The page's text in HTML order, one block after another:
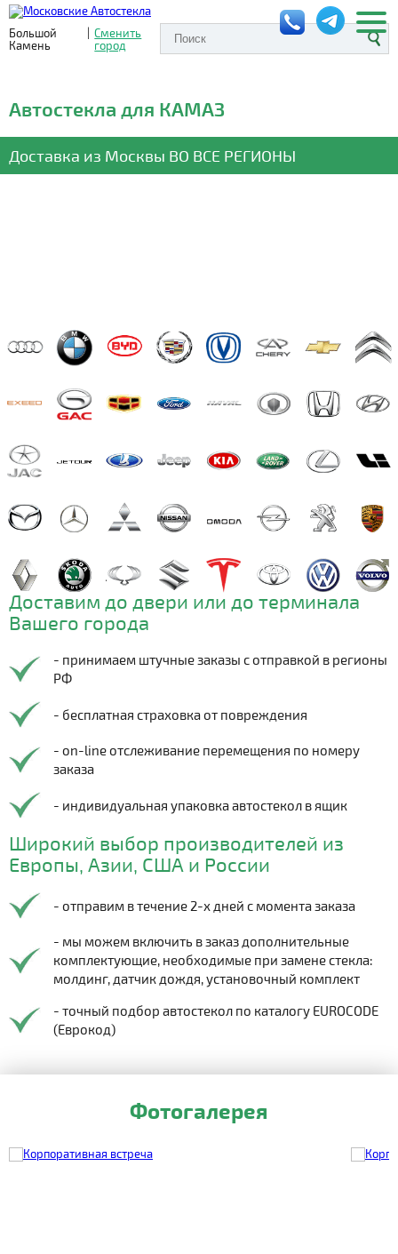
Большой
Камень
| Сменить
город
Автостекла для КАМАЗ
Доставка из Москвы ВО ВСЕ РЕГИОНЫ
Доставим до двери или до терминала
Вашего города
- принимаем штучные заказы с отправкой в регионы
РФ
- бесплатная страховка от повреждения
- on-line отслеживание перемещения по номеру
заказа
- индивидуальная упаковка автостекол в ящик
Широкий выбор производителей из
Европы, Азии, США и России
- отправим в течение 2-х дней с момента заказа
- мы можем включить в заказ дополнительные
комплектующие, необходимые при замене стекла:
молдинг, датчик дождя, установочный комплект
- точный подбор автостекол по каталогу EUROCODE
(Еврокод)
Фотогалерея